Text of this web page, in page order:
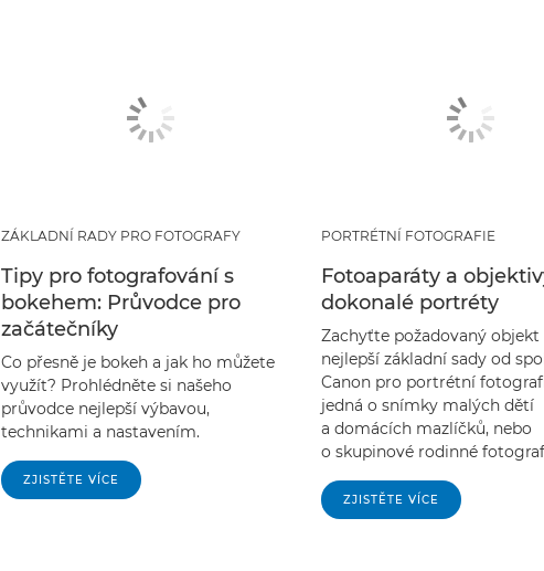
ZÁKLADNÍ RADY PRO FOTOGRAFY
Tipy pro fotografování s
bokehem: Průvodce pro
začátečníky
Co přesně je bokeh a jak ho můžete
využít? Prohlédněte si našeho
průvodce nejlepší výbavou,
technikami a nastavením.
ZJISTĚTE VÍCE
PORTRÉTNÍ FOTOGRAFIE
Fotoaparáty a
dokonalé portréty
Zachyťte požadovaný
nejlepší základní sady od
Canon pro portrétní
jedná o snímky malých dětí
a domácích mazlíčků, nebo
o skupinové rodinné
ZJISTĚTE VÍCE